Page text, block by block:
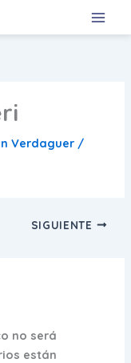
Verdaguer /
SIGUIENTE
no será
están